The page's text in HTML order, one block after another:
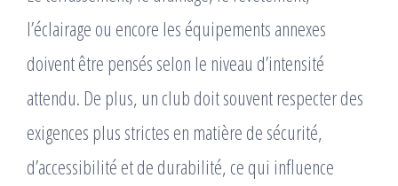
l’éclairage ou encore les équipements annexes
doivent être pensés selon le niveau d’intensité
attendu. De plus, un club doit souvent respecter des
exigences plus strictes en matière de sécurité,
d’accessibilité et de durabilité, ce qui influence